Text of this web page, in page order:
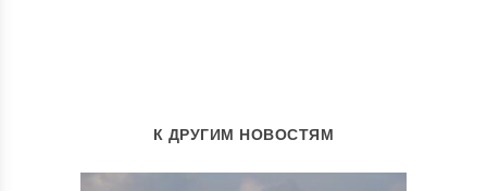
К ДРУГИМ НОВОСТЯМ